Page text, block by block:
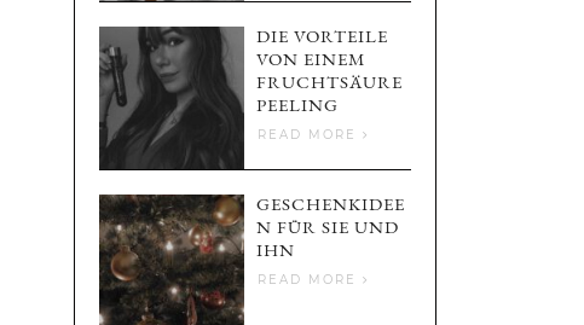
DIE VORTEILE
VON EINEM
FRUCHTSÄURE
PEELING
READ MORE
GESCHENKIDEE
N FÜR SIE UND
IHN
READ MORE